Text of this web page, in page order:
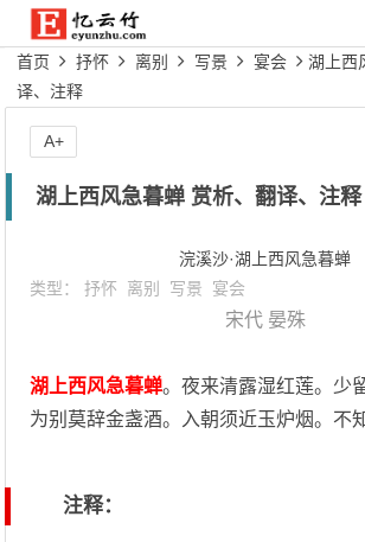
首页 抒怀 离别 写景 宴会
湖上西
译、注释
湖上西风急暮蝉 赏析、翻译、注释
浣溪沙·湖上西风急暮蝉
类型：抒怀 离别 写景 宴会
宋代 晏殊
湖上西风急暮蝉。夜来清露湿红莲。少
为别莫辞金盏酒。入朝须近玉炉烟。不
注释：
A+